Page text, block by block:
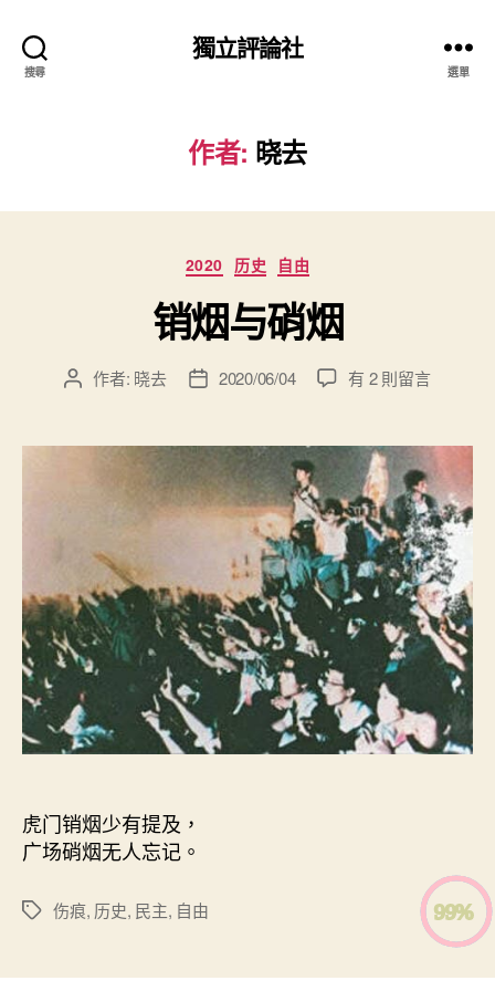
搜尋
獨立評論社
選單
作者: 晓去
分
類
2020 历史 自由
销烟与硝烟
文
者
作者: 晓去
文
佈
日
期
2020/06/04
在
与
硝
烟〉
中
有 2 則留言
虎门销烟少有提及，
广场硝烟无人忘记。
標
伤痕, 历史, 民主, 自由